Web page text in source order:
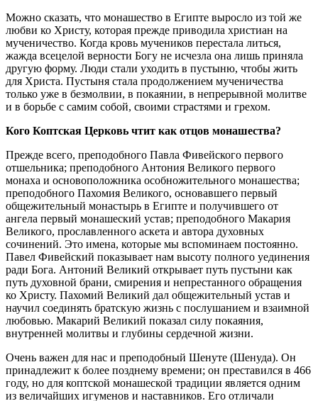
Можно сказать, что монашество в Египте выросло из той же
любви ко Христу, которая прежде приводила христиан на
мученичество. Когда кровь мучеников перестала литься,
жажда всецелой верности Богу не исчезла она лишь приняла
другую форму. Люди стали ­уходить в пустыню, чтобы жить
для Христа. Пустыня стала продолжением мученичества
только уже в безмолвии, в покаянии, в непрерывной молитве
и в борьбе с самим собой, своими страстями и грехом.
Кого Коптская Церковь чтит как отцов монашества?
Прежде всего, преподобного Павла Фивейского первого
отшельника; преподобного Антония Великого первого
монаха и основоположника особножительного монашества;
преподобного Пахомия Великого, основавшего первый
общежительный монастырь в Египте и получившего от
ангела первый монашеский устав; преподобного Макария
Великого, прославленного аскета и автора духовных
сочинений. Это имена, которые мы вспоминаем постоянно.
Павел Фивейский показывает нам высоту полного уединения
ради Бога. Антоний Великий открывает путь пустыни как
путь духовной брани, смирения и непрестанного обращения
ко Христу. Пахомий Великий дал общежительный устав и
научил соединять братскую жизнь с послушанием и взаимной
любовью. Макарий Великий показал силу покаяния,
внутренней молитвы и глубины сердечной жизни.
Очень важен для нас и преподобный Шенуте (Шенуда). Он
принадлежит к более позднему времени; он преставился в 466
году, но для коптской монашеской традиции является одним
из величайших игуменов и наставников. Его отличали